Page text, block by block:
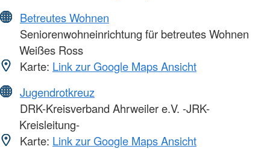
Betreutes Wohnen
Seniorenwohneinrichtung für betreutes Wohnen
Weißes Ross
Karte: Link zur Google Maps Ansicht
Jugendrotkreuz
DRK-Kreisverband Ahrweiler e.V. -JRK-
Kreisleitung-
Karte: Link zur Google Maps Ansicht